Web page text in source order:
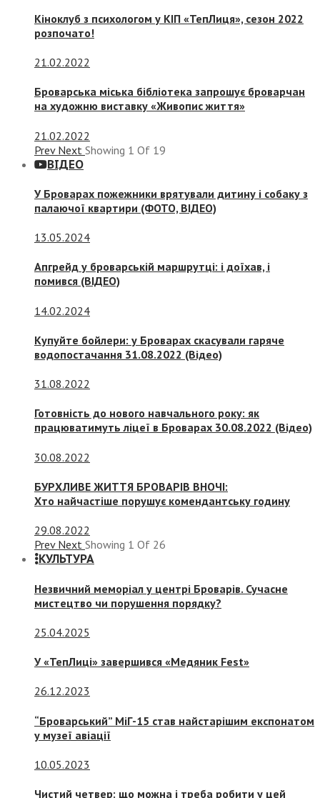
Кіноклуб з психологом у КІП «ТепЛиця», сезон 2022
розпочато!
21.02.2022
Броварська міська бібліотека запрошує броварчан
на художню виставку «Живопис життя»
21.02.2022
Prev Next Showing 1 Of 19
ВІДЕО
У Броварах пожежники врятували дитину і собаку з
палаючої квартири (ФОТО, ВІДЕО)
13.05.2024
Апгрейд у броварській маршрутці: і доїхав, і
помився (ВІДЕО)
14.02.2024
Купуйте бойлери: у Броварах скасували гаряче
водопостачання 31.08.2022 (Відео)
31.08.2022
Готовність до нового навчального року: як
працюватимуть ліцеї в Броварах 30.08.2022 (Відео)
30.08.2022
БУРХЛИВЕ ЖИТТЯ БРОВАРІВ ВНОЧІ:
Хто найчастіше порушує комендантську годину
29.08.2022
Prev Next Showing 1 Of 26
КУЛЬТУРА
Незвичний меморіал у центрі Броварів. Сучасне
мистецтво чи порушення порядку?
25.04.2025
У «ТепЛиці» завершився «Медяник Fest»
26.12.2023
“Броварський” МіГ-15 став найстарішим експонатом
у музеї авіації
10.05.2023
Чистий четвер: що можна і треба робити у цей